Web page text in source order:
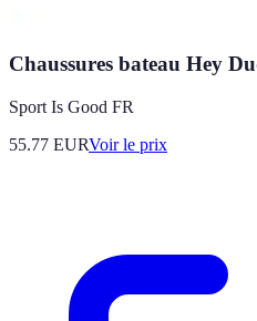
Chaussures bateau Hey
Sport Is Good FR
55.77 EURVoir le prix